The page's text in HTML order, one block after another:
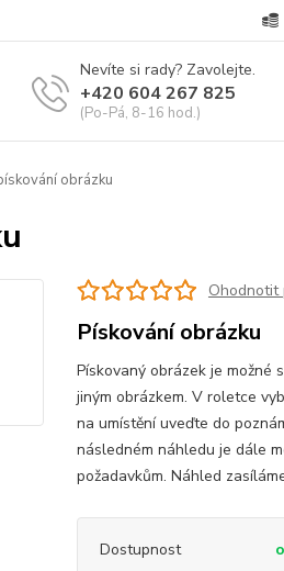
Nevíte si rady? Zavolejte.
+420 604 267 825
(Po-Pá, 8-16 hod.)
obrázku
Ohodnotit
Pískování obrázku
Pískovaný obrázek je možné
jiným obrázkem. V roletce
na umístění uveďte do
následném náhledu je dále
požadavkům. Náhled
Dostupnost